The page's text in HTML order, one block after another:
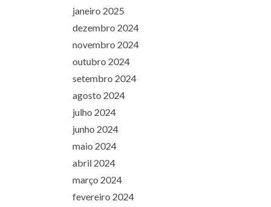
janeiro 2025
dezembro 2024
novembro 2024
outubro 2024
setembro 2024
agosto 2024
julho 2024
junho 2024
maio 2024
abril 2024
março 2024
fevereiro 2024